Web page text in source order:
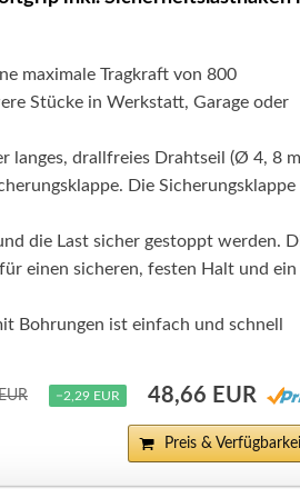
maximale Tragkraft von 800
Stücke in Werkstatt, Garage oder
langes, drallfreies Drahtseil (Ø 4, 8
Die Sicherungsklappe
die Last sicher gestoppt werden.
einen sicheren, festen Halt und ein
Bohrungen ist einfach und schnell
−2,29 EUR 48,66 EUR
Preis &